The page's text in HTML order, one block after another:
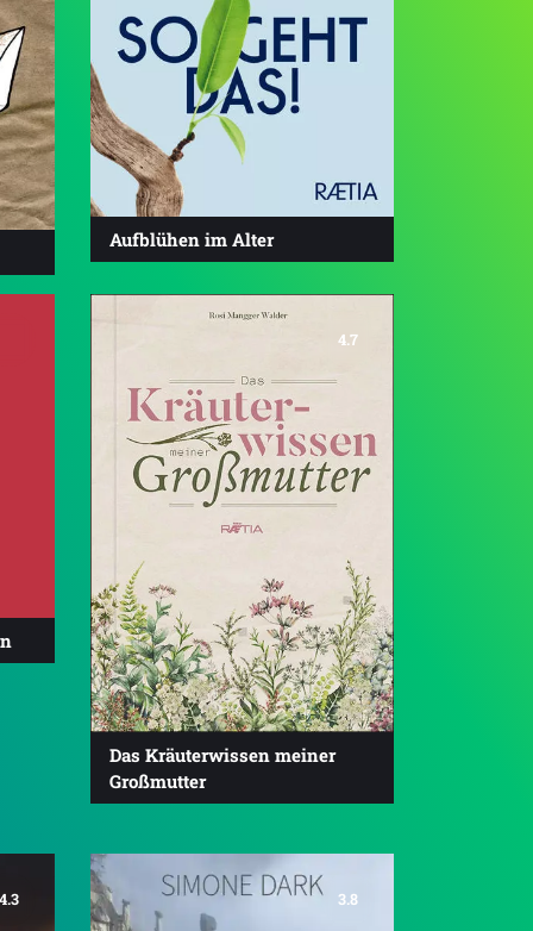
Aufblühen im Alter
4.7
Das Kräuterwissen meiner
Großmutter
4.3 3.8